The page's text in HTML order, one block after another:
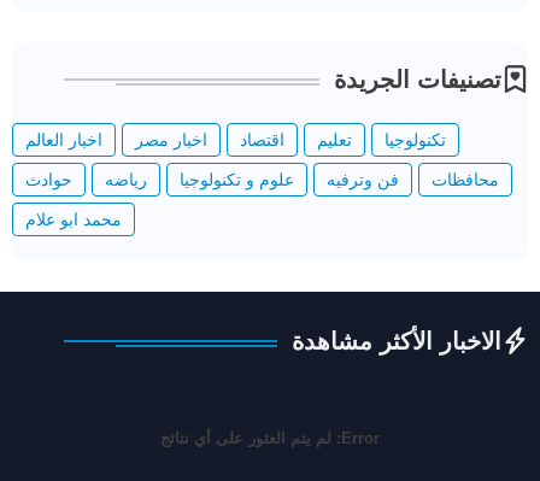
تصنيفات الجريدة
اخبار العالم اخبار مصر اقتصاد تعليم تكنولوجيا
حوادث رياضه علوم و تكنولوجيا فن وترفيه محافظات
محمد ابو علام
الاخبار الأكثر مشاهدة
Error: لم يتم العثور على أي نتائج